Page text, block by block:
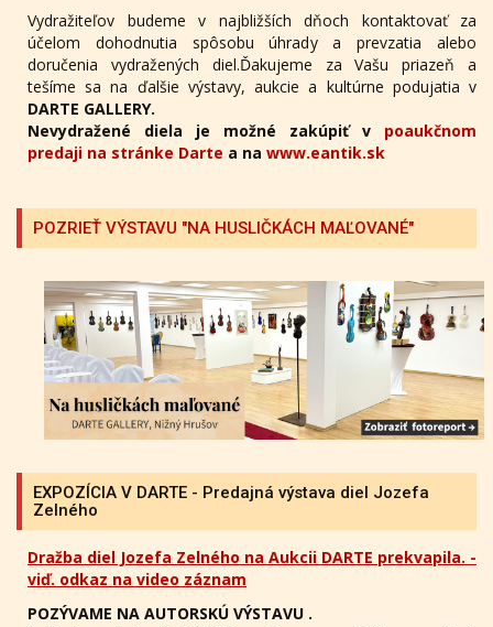
Vydražiteľov budeme v najbližších dňoch kontaktovať za
účelom dohodnutia spôsobu úhrady a prevzatia alebo
doručenia vydražených diel.Ďakujeme za Vašu priazeň a
tešíme sa na ďalšie výstavy, aukcie a kultúrne podujatia v
DARTE GALLERY.
Nevydražené diela je možné zakúpiť v poaukčnom
predaji na stránke Darte a na www.eantik.sk
POZRIEŤ VÝSTAVU "NA HUSLIČKÁCH MAĽOVANÉ"
EXPOZÍCIA V DARTE - Predajná výstava diel Jozefa
Zelného
Dražba diel Jozefa Zelného na Aukcii DARTE prekvapila. -
viď. odkaz na video záznam
POZÝVAME NA AUTORSKÚ VÝSTAVU .